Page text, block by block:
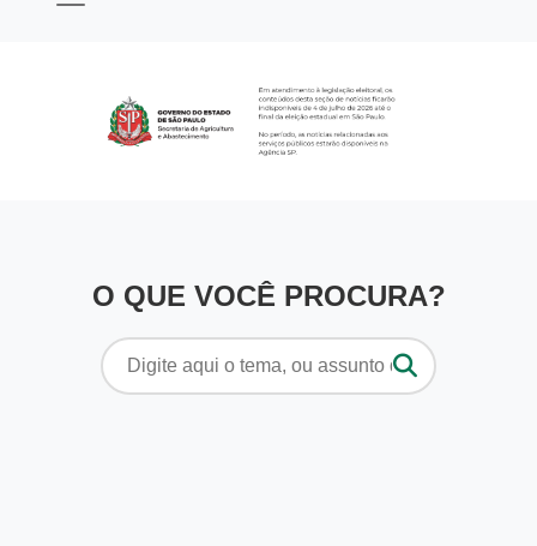
O QUE VOCÊ PROCURA?
Pesquisar
por: